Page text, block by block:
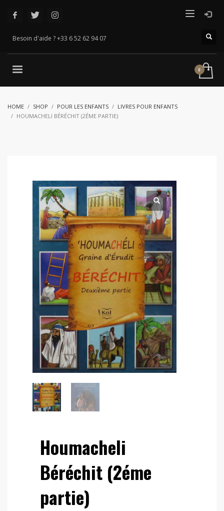
Besoin d'aide ? +33 6 52 62 94 07
HOME SHOP POUR LES ENFANTS
LIVRES POUR ENFANTS
HOUMACHELI BÉRÉCHIT (2ÉME PARTIE)
Houmacheli
Béréchit (2éme
partie)